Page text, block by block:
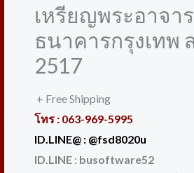
เหรียญพระอาจา
ธนาคารกรุงเทพ
2517
+ Free Shipping
โทร : 063-969-5995
ID.LINE@ : @fsd8020u
ID.LINE : busoftware52